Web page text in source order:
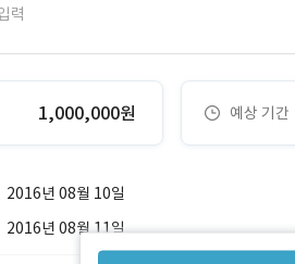
력
1,000,000원 예상 기간
2016년 08월 10일
2016년 08월 11일